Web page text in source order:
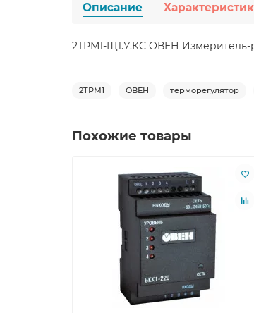
Описание
2ТРМ1-Щ1.У.КС ОВЕН
2ТРМ1 ОВЕН терморегулятор
Похожие товары